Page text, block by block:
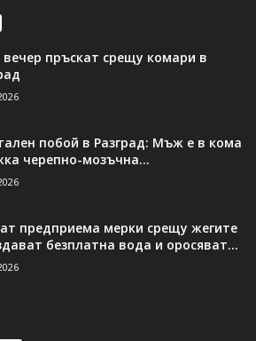
вечер пръскат срещу комари в
побой в Разград: Мъж е в кома
черепно-мозъчна...
предприема мерки срещу жегите
безплатна вода и оросяват...